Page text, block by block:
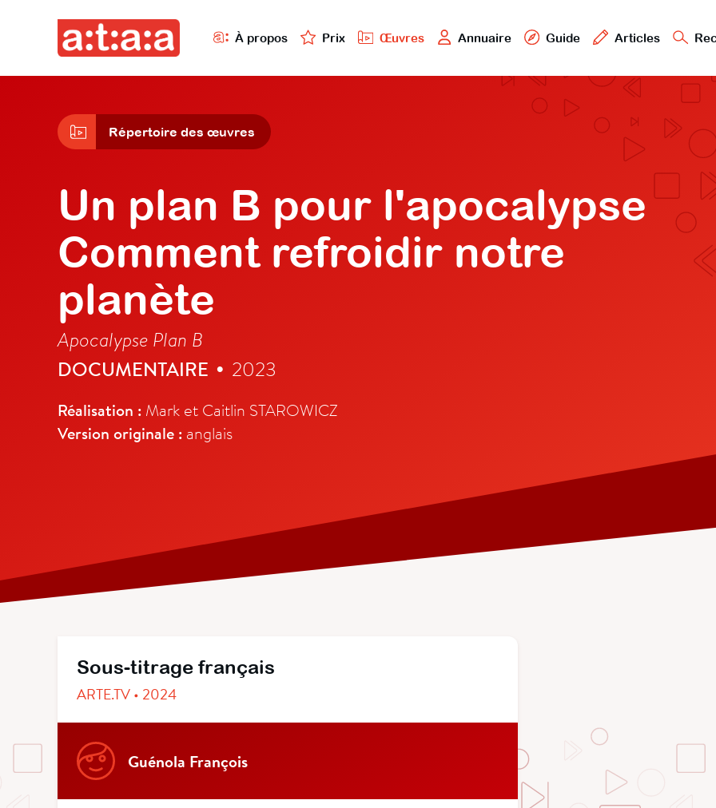
À propos Prix Œuvres Annuaire Guide Articles
Répertoire des œuvres
Un plan B pour l'apocalypse
Comment refroidir notre
planète
Apocalypse Plan B
DOCUMENTAIRE • 2023
Réalisation : Mark et Caitlin STAROWICZ
Version originale : anglais
Sous-titrage français
ARTE.TV • 2024
Guénola François